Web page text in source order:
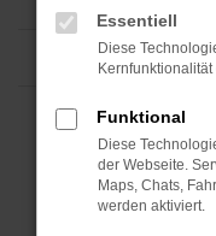
Essentiell
Diese
Funktional
Diese
der Webseite.
Maps, Chats,
werden aktiviert.